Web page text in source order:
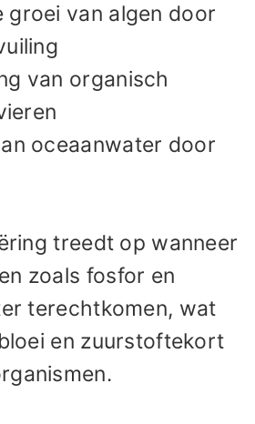
groei van algen door
van organisch
oceaanwater door
treedt op wanneer
zoals fosfor en
terechtkomen, wat
en zuurstoftekort